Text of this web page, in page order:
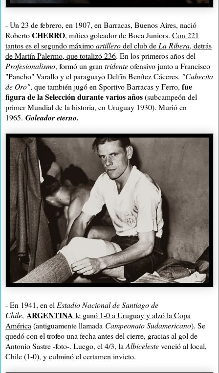
- Un 23 de febrero, en 1907, en Barracas, Buenos Aires, nació
RobertoCHERRO, mítico goleador de Boca Juniors. Con 221
tantos es el segundo máximoartillerodel club deLa Ribera, detrás
de Martín Palermo, que totalizó 236. En los primeros años del
Profesionalismo, formó un grantridenteofensivo junto a Francisco
"Pancho" Varallo y el paraguayo Delfín Benítez Cáceres. "Cabecita
de Oro", que también jugó en Sportivo Barracas y Ferro, fue
figura de la Selección durante varios años(subcampeón del
primer Mundial de la historia, en Uruguay 1930). Murió en
1965. Goleador eterno.
- En 1941, en el Estadio Nacional de Santiago de
Chile, ARGENTINA le ganó 1-0 a Uruguay y alzó la Copa
América (antiguamente llamada Campeonato Sudamericano). Se
quedó con el trofeo una fecha antes del cierre, gracias al gol de
Antonio Sastre -foto-. Luego, el 4/3, la Albicelestevenció al local,
Chile (1-0), y culminó el certamen invicto.